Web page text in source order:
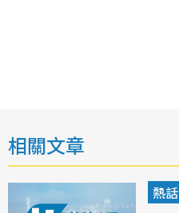
相關文章
熱話